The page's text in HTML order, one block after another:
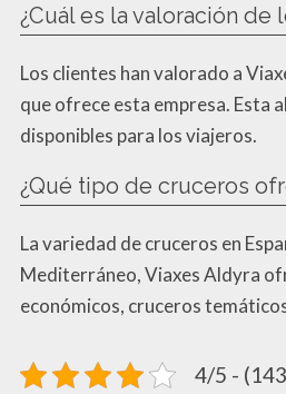
¿Cuál es la valoración
Los clientes han valorado a
que ofrece esta empresa. Esta
disponibles para los viajeros.
¿Qué tipo de cruceros
La variedad de cruceros en
Mediterráneo, Viaxes Aldyra
económicos, cruceros
4/5 -